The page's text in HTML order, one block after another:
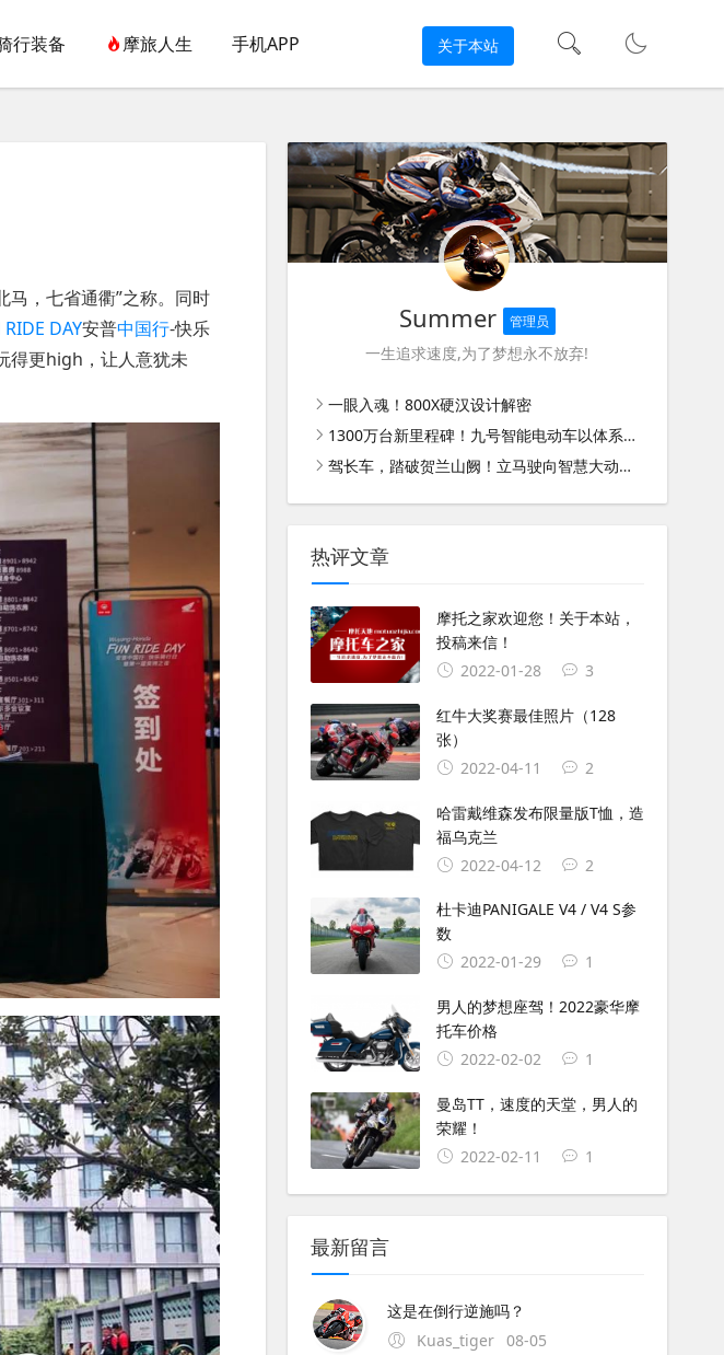
行装备 摩旅人生 手机APP 关于本站
马，七省通衢”之称。同时
RIDE DAY安普中国行-快乐
得更high，让人意犹未
Summer 管理员
一生追求速度,为了梦想永不放弃!
一眼入魂！800X硬汉设计解密
1300万台新里程碑！九号智能电动车以体系能力扩大领先优势
驾长车，踏破贺兰山阙！立马驶向智慧大动力新时代！
热评文章
摩托之家欢迎您！关于本站，
投稿来信！
2022-01-28
3
红牛大奖赛最佳照片（128
张）
2022-04-11
2
哈雷戴维森发布限量版T恤，造
福乌克兰
2022-04-12
2
杜卡迪PANIGALE V4 / V4 S参
数
2022-01-29
1
男人的梦想座驾！2022豪华摩
托车价格
2022-02-02
1
曼岛TT，速度的天堂，男人的
荣耀！
2022-02-11
1
最新留言
这是在倒行逆施吗？
Kuas_tiger 08-05